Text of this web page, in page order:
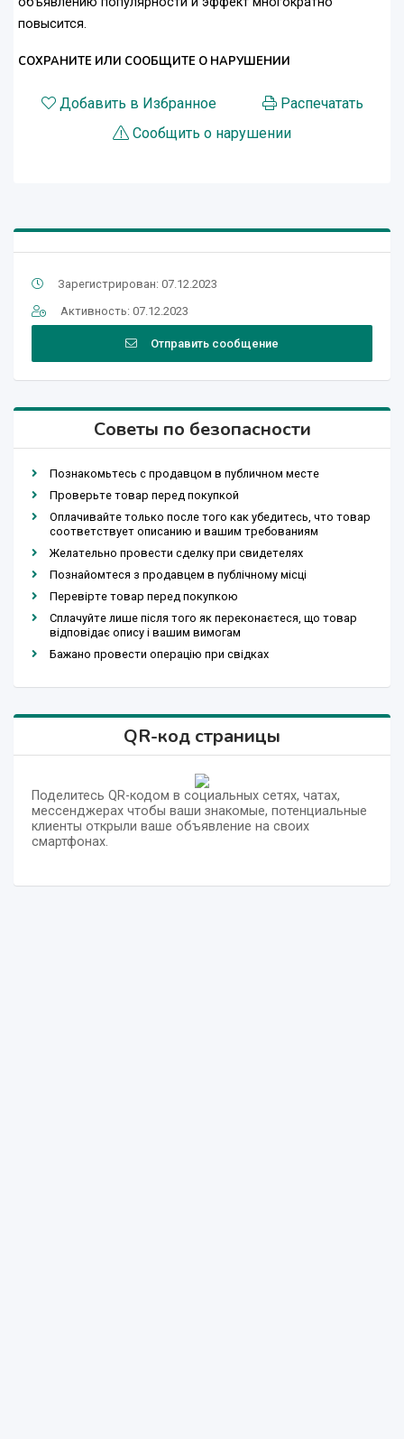
повысится.
СОХРАНИТЕ ИЛИ СООБЩИТЕ О НАРУШЕНИИ
Добавить в Избранное
Распечатать
Сообщить о нарушении
Зарегистрирован: 07.12.2023
Активность: 07.12.2023
Отправить сообщение
Советы по безопасности
Познакомьтесь с продавцом в публичном месте
Проверьте товар перед покупкой
Оплачивайте только после того как убедитесь, что товар
соответствует описанию и вашим требованиям
Желательно провести сделку при свидетелях
Познайомтеся з продавцем в публічному місці
Перевірте товар перед покупкою
Сплачуйте лише після того як переконаєтеся, що товар
відповідає опису і вашим вимогам
Бажано провести операцію при свідках
QR-код страницы
Поделитесь QR-кодом в социальных сетях, чатах,
мессенджерах чтобы ваши знакомые, потенциальные
клиенты открыли ваше объявление на своих
смартфонах.